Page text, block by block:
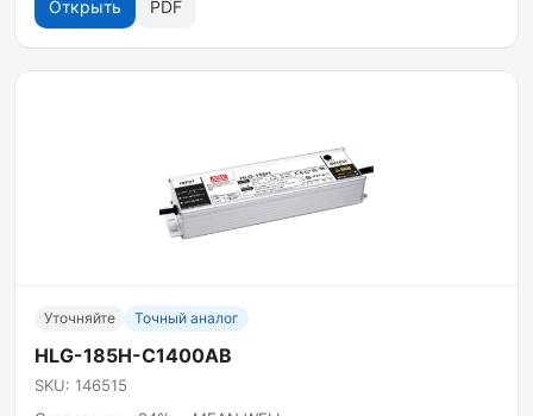
Открыть PDF
Уточняйте Точный аналог
HLG-185H-C1400AB
SKU: 146515